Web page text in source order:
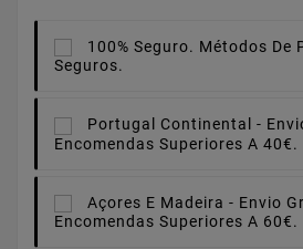
100% Seguro. Métodos De
Seguros.
Portugal Continental -
Encomendas Superiores A 40€.
Açores E Madeira - Envio
Encomendas Superiores A 60€.